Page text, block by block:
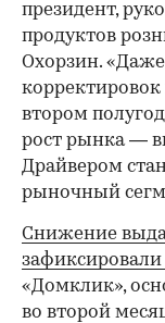
президент,
продуктов
Охорзин.
втором
рост рынка —
Драйвером
рыночный
Снижение
зафиксировали
«Домклик»,
во второй